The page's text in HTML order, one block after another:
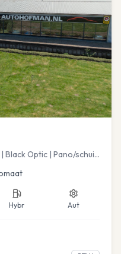
Black Optic | Pano/schuif
Hybr Aut